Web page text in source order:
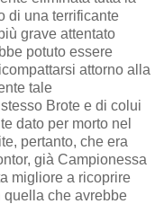
di una terrificante
grave attentato
potuto essere
attorno alla
tale
Brote e di colui
dato per morto nel
pertanto, che era
già Campionessa
migliore a ricoprire
quella che avrebbe